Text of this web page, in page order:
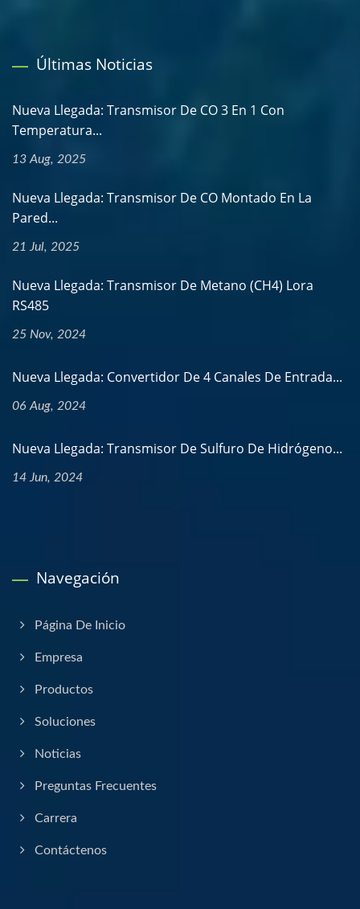
Últimas Noticias
Nueva Llegada: Transmisor De CO 3 En 1 Con
Temperatura...
13 Aug, 2025
Nueva Llegada: Transmisor De CO Montado En La
Pared...
21 Jul, 2025
Nueva Llegada: Transmisor De Metano (CH4) Lora
RS485
25 Nov, 2024
Nueva Llegada: Convertidor De 4 Canales De Entrada...
06 Aug, 2024
Nueva Llegada: Transmisor De Sulfuro De Hidrógeno...
14 Jun, 2024
Navegación
Página De Inicio
Empresa
Productos
Soluciones
Noticias
Preguntas Frecuentes
Carrera
Contáctenos